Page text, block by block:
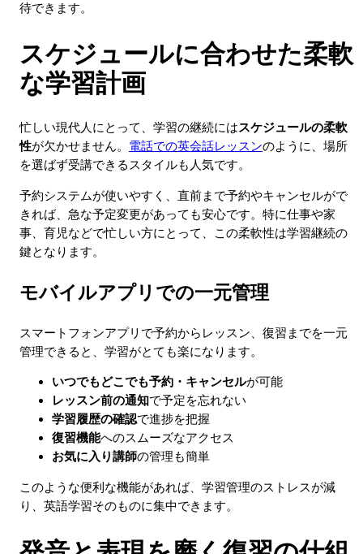
待できます。
スケジュールに合わせた柔軟
な学習計画
忙しい現代人にとって、学習の継続にはスケジュールの柔軟
性が欠かせません。 電話での英会話レッスンのように、場所
を選ばず受講できるスタイルも人気です。
予約システムが使いやすく、直前まで予約やキャンセルがで
きれば、急な予定変更があっても安心です。特に仕事や家
事、育児などで忙しい方にとって、この柔軟性は学習継続の
鍵となります。
モバイルアプリでの一元管理
スマートフォンアプリで予約からレッスン、復習までを一元
管理できると、学習がとても楽になります。
いつでもどこでも予約・キャンセルが可能
レッスン前の通知で予定を忘れない
学習履歴の確認で進捗を把握
復習機能へのスムーズなアクセス
お気に入り講師の管理も簡単
このような便利な機能があれば、学習管理のストレスが減
り、英語学習そのものに集中できます。